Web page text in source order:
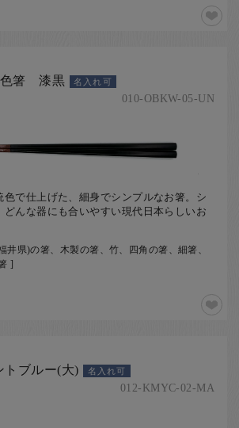
色箸 漆黒 名入れ可
010-OBKW-05-UN
色で仕上げた、細身でシンプルなお箸。シ
どんな器にも合いやすい現代日本らしいお
井県)の箸、木製の箸、竹、四角の箸、細箸、
]
トブルー(大) 名入れ可
012-KMYC-02-MA